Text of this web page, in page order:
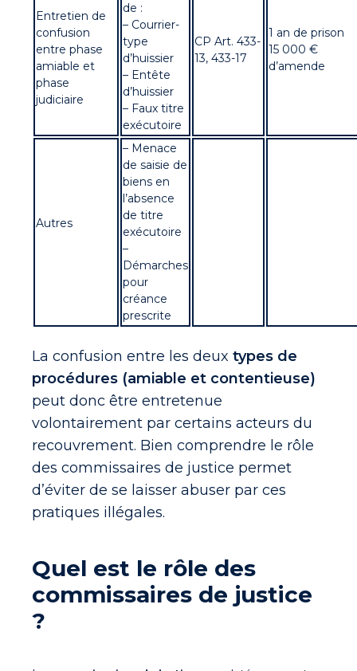
Entretien de
confusion
entre phase
amiable et
phase
judiciaire
de :
– Courrier-
type
d’huissier
– Entête
d’huissier
– Faux titre
exécutoire
CP Art. 433-
13, 433-17
1 an de prison
15 000 €
d’amende
Autres
– Menace
de saisie de
biens en
l’absence
de titre
exécutoire
–
Démarches
pour
créance
prescrite
La confusion entre les deux types de
procédures (amiable et contentieuse)
peut donc être entretenue
volontairement par certains acteurs du
recouvrement. Bien comprendre le rôle
des commissaires de justice permet
d’éviter de se laisser abuser par ces
pratiques illégales.
Quel est le rôle des
commissaires de justice
?